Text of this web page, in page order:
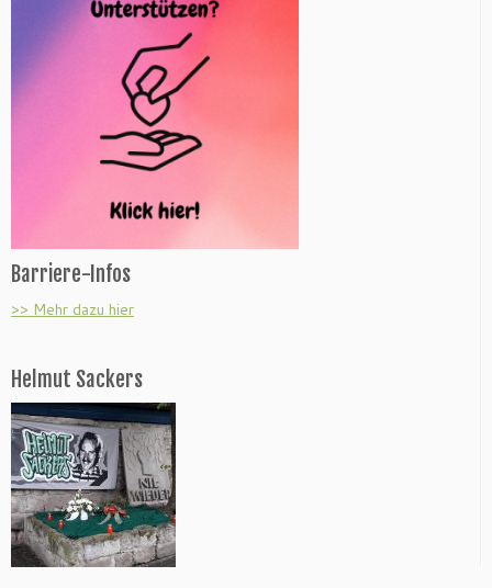
Barriere-Infos
>> Mehr dazu hier
Helmut Sackers